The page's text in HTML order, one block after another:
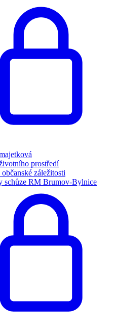
prostředí
záležitosti
schůze RM Brumov-Bylnice